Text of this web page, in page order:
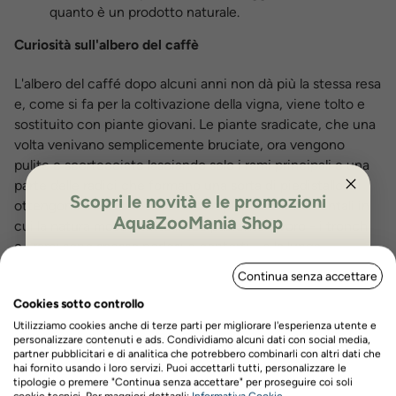
quanto è un prodotto naturale.
Curiosità sull'albero del caffè
L'albero del caffé dopo alcuni anni non dà più la stessa resa
e, come si fa per la coltivazione della vigna, viene tolto e
sostituito con piante giovani. Le piante sradicate, che una
volta venivano semplicemente bruciate, ora vengono
pulite e scortecciate lasciando solo i rami principali e una
parte delle radici che formano una sorta di piedistallo. Si
ottengono così dei bellissimi complementi ornamentali in
cui la natura mostra tutto il suo paziente lavoro - i tronchi
e i rami sono spesso nodosi e contorti - e la lunga
levigatura fatta dagli artigiani fa risplendere il colore caldo
Recensioni prodotto
Continua senza accettare
Cookies sotto controllo
Utilizziamo cookies anche di terze parti per migliorare l'esperienza utente e
personalizzare contenuti e ads. Condividiamo alcuni dati con social media,
partner pubblicitari e di analitica che potrebbero combinarli con altri dati che
hai fornito usando i loro servizi. Puoi accettarli tutti, personalizzare le
tipologie o premere "Continua senza accettare" per proseguire coi soli
Scopri le novità e le promozioni
AquaZooMania Shop
ISCRIVITI PER OTTENERE IL 5%
DI SCONTO
Nome Cognome